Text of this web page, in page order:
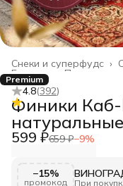
Снеки и суперфудс ›
Продукты
Главная
Premium
4.8(392)
Финики Каб-
599 ₽659 ₽−9%
−15%
промокод При